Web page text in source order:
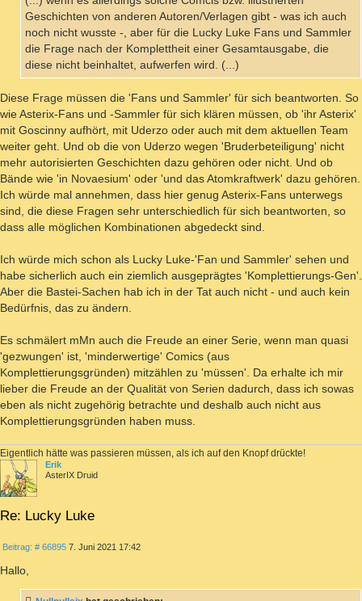
Geschichten von anderen Autoren/Verlagen gibt - was ich auch
noch nicht wusste -, aber für die Lucky Luke Fans und Sammler
die Frage nach der Komplettheit einer Gesamtausgabe, die
diese nicht beinhaltet, aufwerfen wird. (...)
Diese Frage müssen die 'Fans und Sammler' für sich beantworten. So
wie Asterix-Fans und -Sammler für sich klären müssen, ob 'ihr Asterix'
mit Goscinny aufhört, mit Uderzo oder auch mit dem aktuellen Team
weiter geht. Und ob die von Uderzo wegen 'Bruderbeteiligung' nicht
mehr autorisierten Geschichten dazu gehören oder nicht. Und ob
Bände wie 'in Novaesium' oder 'und das Atomkraftwerk' dazu gehören.
Ich würde mal annehmen, dass hier genug Asterix-Fans unterwegs
sind, die diese Fragen sehr unterschiedlich für sich beantworten, so
dass alle möglichen Kombinationen abgedeckt sind.
Ich würde mich schon als Lucky Luke-'Fan und Sammler' sehen und
habe sicherlich auch ein ziemlich ausgeprägtes 'Komplettierungs-Gen'.
Aber die Bastei-Sachen hab ich in der Tat auch nicht - und auch kein
Bedürfnis, das zu ändern.
Es schmälert mMn auch die Freude an einer Serie, wenn man quasi
'gezwungen' ist, 'minderwertige' Comics (aus
Komplettierungsgründen) mitzählen zu 'müssen'. Da erhalte ich mir
lieber die Freude an der Qualität von Serien dadurch, dass ich sowas
eben als nicht zugehörig betrachte und deshalb auch nicht aus
Komplettierungsgründen haben muss.
Eigentlich hätte was passieren müssen, als ich auf den Knopf drückte!
Erik
AsterIX Druid
Re: Lucky Luke
Beitrag: # 66895Beitrag
7. Juni 2021 17:42
Hallo,